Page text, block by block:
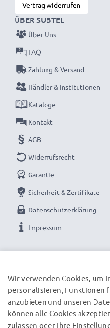
garantieren.
Jetzt bestellen – Schnelle
Garantie!
Vertrag widerrufen
ÜBER SUBTEL
Über Uns
FAQ
Zahlung & Versand
Händler & Institutionen
Kataloge
Kontakt
AGB
Widerrufsrecht
Garantie
Sicherheit & Zertifikate
Datenschutzerklärung
Impressum
UNSERE
Wir verwenden Cookies, um
personalisieren, Funktionen
anzubieten und unseren
können alle Cookies
zulassen oder Ihre